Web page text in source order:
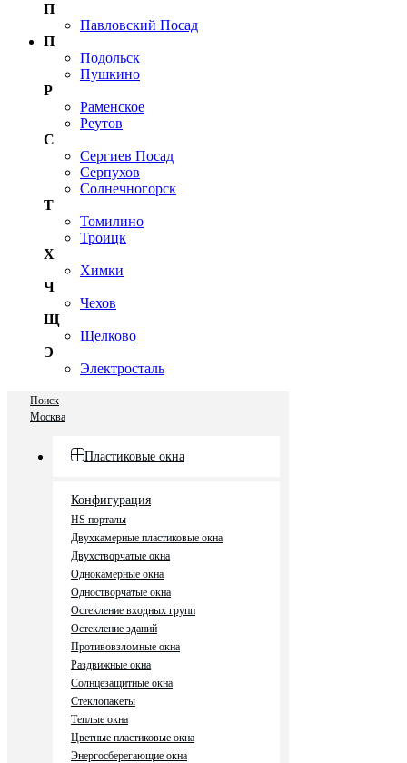
П
Павловский Посад
П
Подольск
Пушкино
Р
Раменское
Реутов
С
Сергиев Посад
Серпухов
Солнечногорск
Т
Томилино
Троицк
Х
Химки
Ч
Чехов
Щ
Щелково
Э
Электросталь
Поиск
Москва
Пластиковые окна
Конфигурация
HS порталы
Двухкамерные пластиковые окна
Двухстворчатые окна
Однокамерные окна
Одностворчатые окна
Остекление входных групп
Остекление зданий
Противовзломные окна
Раздвижные окна
Солнцезащитные окна
Стеклопакеты
Теплые окна
Цветные пластиковые окна
Энергосберегающие окна